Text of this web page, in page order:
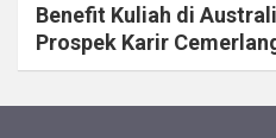
Benefit Kuliah di
Prospek Karir